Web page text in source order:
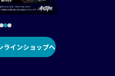
ラインショップへ